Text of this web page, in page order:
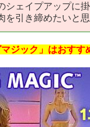
シェイプアップに
を引き締めたいと
ジック」はおす